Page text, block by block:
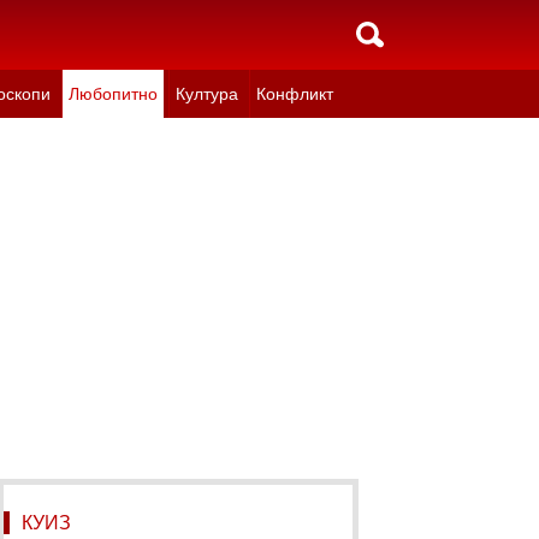
Любопитно Култура Конфликт
КУИЗ